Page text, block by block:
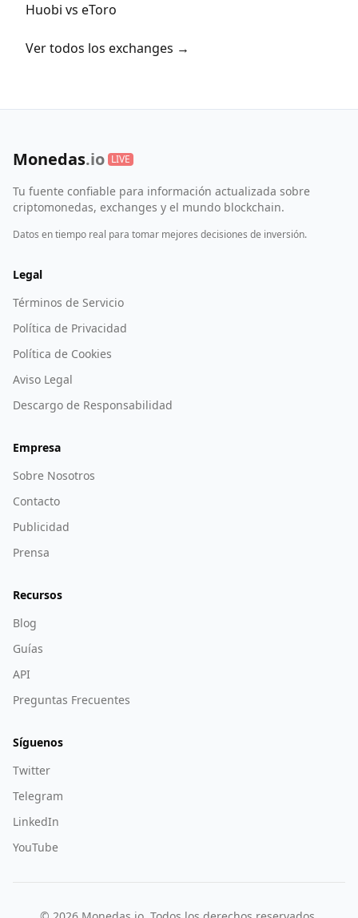
Huobi vs eToro
Ver todos los exchanges →
Monedas.io LIVE
Tu fuente confiable para información actualizada sobre
criptomonedas, exchanges y el mundo blockchain.
Datos en tiempo real para tomar mejores decisiones de inversión.
Legal
Términos de Servicio
Política de Privacidad
Política de Cookies
Aviso Legal
Descargo de Responsabilidad
Empresa
Sobre Nosotros
Contacto
Publicidad
Prensa
Recursos
Blog
Guías
API
Preguntas Frecuentes
Síguenos
Twitter
Telegram
LinkedIn
YouTube